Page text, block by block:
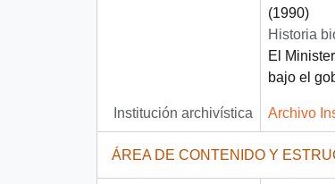
(1990)
Historia
El
bajo el
Institución archivística Archivo
ÁREA DE CONTENIDO Y